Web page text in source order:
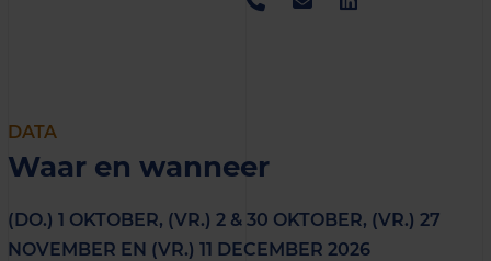
DATA
Waar en wanneer
(DO.) 1 OKTOBER, (VR.) 2 & 30 OKTOBER, (VR.) 27
NOVEMBER EN (VR.) 11 DECEMBER 2026